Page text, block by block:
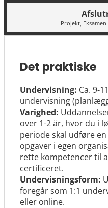
Projekt,
Det praktiske
Undervisning: Ca. 9-
undervisning
Varighed:
over 1-2 år, hvor du i
periode skal udføre
opgaver i egen
rette kompetencer til
certificeret.
Undervisningsform:
foregår som 1:1
eller online.